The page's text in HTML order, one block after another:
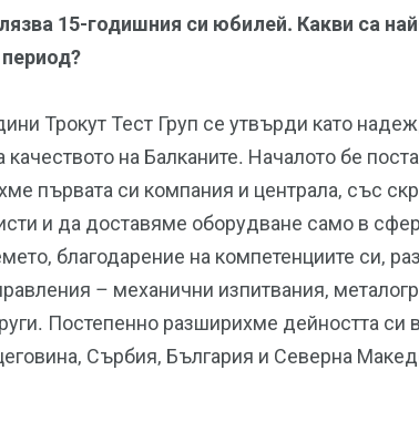
15-годишния си юбилей. Какви са
Трокут Тест Груп се утвърди като
качеството на Балканите. Началото бе
първата си компания и централа, със
и да доставяме оборудване само в
благодарение на компетенциите си,
– механични изпитвания,
Постепенно разширихме дейността си
Сърбия, България и Северна